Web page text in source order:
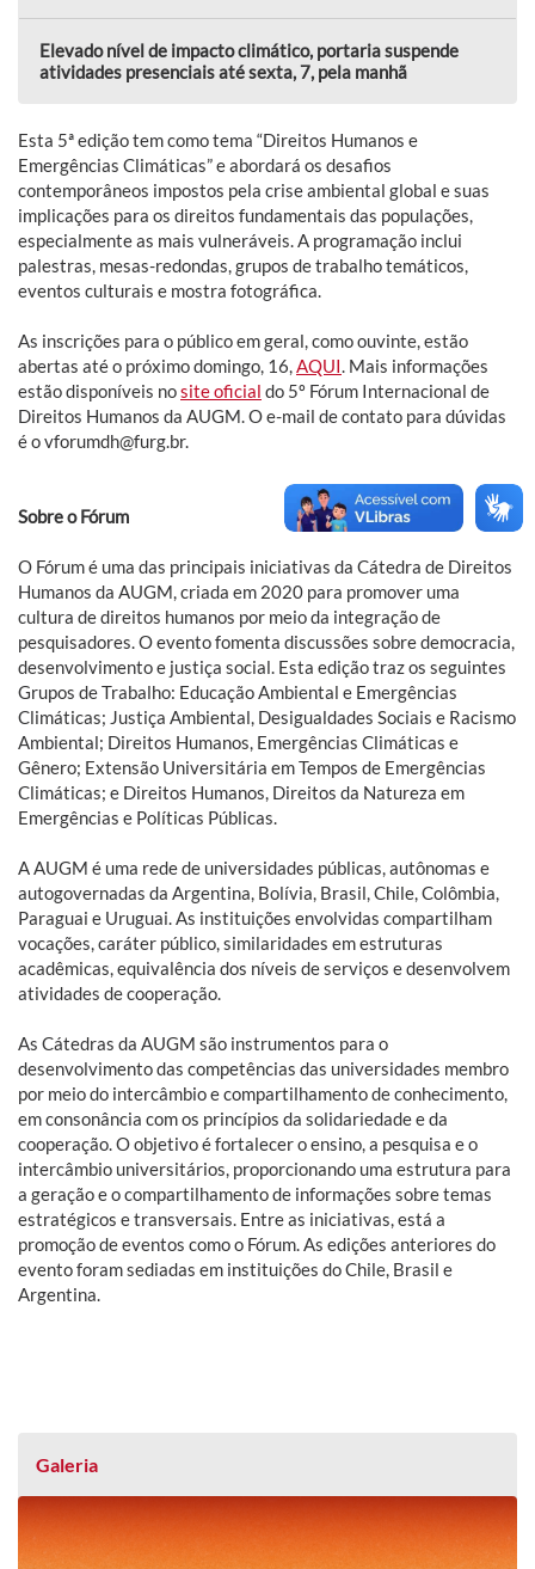
Elevado nível de impacto climático, portaria suspende
atividades presenciais até sexta, 7, pela manhã
Esta 5ª edição tem como tema “Direitos Humanos e
Emergências Climáticas” e abordará os desafios
contemporâneos impostos pela crise ambiental global e suas
implicações para os direitos fundamentais das populações,
especialmente as mais vulneráveis. A programação inclui
palestras, mesas-redondas, grupos de trabalho temáticos,
eventos culturais e mostra fotográfica.
As inscrições para o público em geral, como ouvinte, estão
abertas até o próximo domingo, 16,AQUI. Mais informações
estão disponíveis nosite oficial do 5º Fórum Internacional de
Direitos Humanos da AUGM. O e-mail de contato para dúvidas
é o vforumdh@furg.br.
Sobre o Fórum
O Fórum é uma das principais iniciativas da Cátedra de Direitos
Humanos da AUGM, criada em 2020 para promover uma
cultura de direitos humanos por meio da integração de
pesquisadores. O evento fomenta discussões sobre democracia,
desenvolvimento e justiça social. Esta edição traz os seguintes
Grupos de Trabalho: Educação Ambiental e Emergências
Climáticas; Justiça Ambiental, Desigualdades Sociais e Racismo
Ambiental; Direitos Humanos, Emergências Climáticas e
Gênero; Extensão Universitária em Tempos de Emergências
Climáticas; e Direitos Humanos, Direitos da Natureza em
Emergências e Políticas Públicas.
A AUGM é uma rede de universidades públicas, autônomas e
autogovernadas da Argentina, Bolívia, Brasil, Chile, Colômbia,
Paraguai e Uruguai. As instituições envolvidas compartilham
vocações, caráter público, similaridades em estruturas
acadêmicas, equivalência dos níveis de serviços e desenvolvem
atividades de cooperação.
As Cátedras da AUGM são instrumentos para o
desenvolvimento das competências das universidades membro
por meio do intercâmbio e compartilhamento de conhecimento,
em consonância com os princípios da solidariedade e da
cooperação. O objetivo é fortalecer o ensino, a pesquisa e o
intercâmbio universitários, proporcionando uma estrutura para
a geração e o compartilhamento de informações sobre temas
estratégicos e transversais. Entre as iniciativas, está a
promoção de eventos como o Fórum. As edições anteriores do
evento foram sediadas em instituições do Chile, Brasil e
Argentina.
Galeria